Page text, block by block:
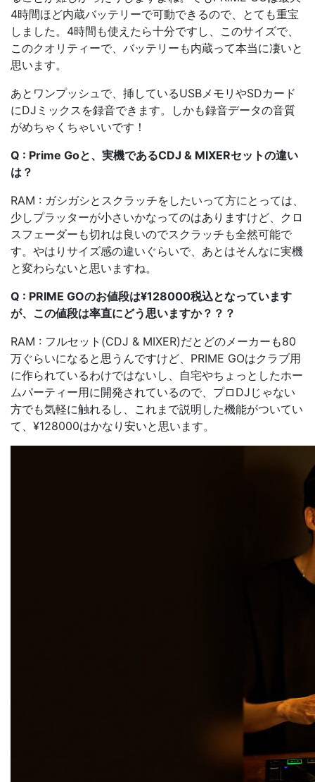
4時間ほど内蔵バッテリーで可動できるので、とても重宝
しました。4時間も使えたら十分ですし、このサイズで、
このクオリティーで、バッテリーも内蔵って本当に凄いと
思います。
あとワンプッシュで、挿しているUSBメモリやSDカード
にDJミックスを録音できます。しかも録音データの音質
がめちゃくちゃいいです！
Q : Prime Goと、実機であるCDJ & MIXERセットの違い
は？
RAM : ガシガシとスクラッチをしたいって方にとっては、
少しプラッターが小さいかなってのはありますけど、クロ
スフェーダーも切れは良いのでスクラッチも全然可能で
す。やはりサイズ感の違いぐらいで、あとはそんなに実機
と変わらないと思いますね。
Q : PRIME GOのお値段は¥128000税込となっています
が、この値段は率直にどう思いますか？？？
RAM : フルセット(CDJ & MIXER)だとどのメーカーも80
万ぐらいになると思うんですけど、PRIME GOはクラブ用
に作られているわけではないし、自宅やちょっとしたホー
ムパーティー用に開発されているので、プロDJじゃない
方でも気軽に触れるし、これまで説明した機能がついてい
て、¥128000はかなり安いと思います。